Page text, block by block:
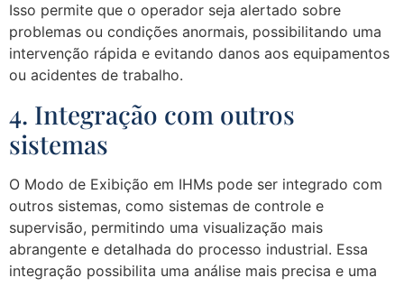
Isso permite que o operador seja alertado sobre
problemas ou condições anormais, possibilitando uma
intervenção rápida e evitando danos aos equipamentos
ou acidentes de trabalho.
4. Integração com outros
sistemas
O Modo de Exibição em IHMs pode ser integrado com
outros sistemas, como sistemas de controle e
supervisão, permitindo uma visualização mais
abrangente e detalhada do processo industrial. Essa
integração possibilita uma análise mais precisa e uma